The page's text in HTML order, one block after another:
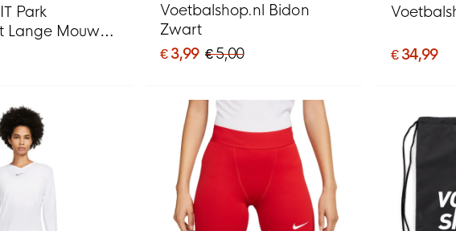
Park
Lange Mouwen
Voetbalshop.nl Bidon
Zwart
€ 3,99 € 5,00 € 34,99